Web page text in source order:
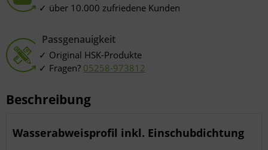
über 10.000 zufriedene Kunden
Passgenauigkeit
Original HSK-Produkte
Fragen? 05258-973812
Beschreibung
Wasserabweisprofil inkl. Einschubdichtung
Endgeräteeigenschaften zur Identifikation aktiv abfragen